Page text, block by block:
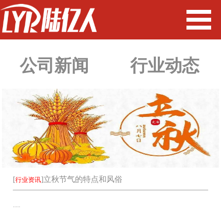
公司新闻 行业动态
[行业资讯]立秋节气的特点和风俗
.....